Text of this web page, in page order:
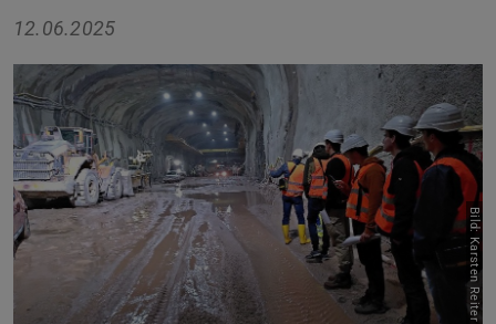
12.06.2025
Bild: Karsten Reiter
Zurück Vor